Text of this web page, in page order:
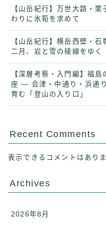
【山岳紀行】万世大路・
わりに氷筍を求めて
【山岳紀行】横岳西壁・
二月、岩と雪の稜線をゆく
【深層考察・入門編】福
座 ― 会津・中通り・浜通
育む「登山の入り口」
Recent Comments
表示できるコメントはありま
Archives
2026年8月